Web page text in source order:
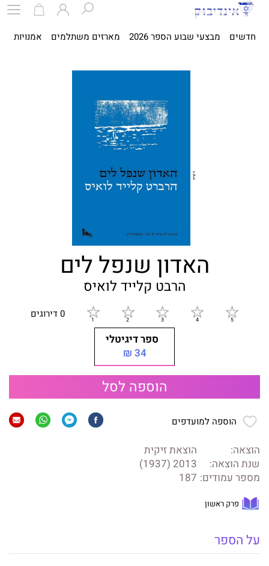
חדשים מבצעי שבוע הספר 2026 מארזים משתלמים אמנויות
האדון שנפל לים
הרבט קלייד לואיס
0 דירוגים
ספר דיגיטלי
34 ₪
הוספה לסל
הוספה למועדפים
הוצאה:
הוצאת זיקית
שנת הוצאה:
2013 (1937)
מספר עמודים: 187
פרק ראשון
על הספר